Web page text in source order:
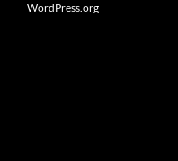
WordPress.org